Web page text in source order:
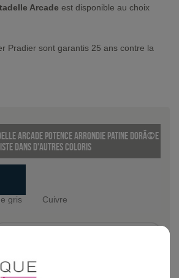
Arcade est disponible au choix
Pradier sont garantis 25 ans contre la
Arcade potence arrondie Patine dorÃ©e
dans d'autres coloris
gris Cuivre